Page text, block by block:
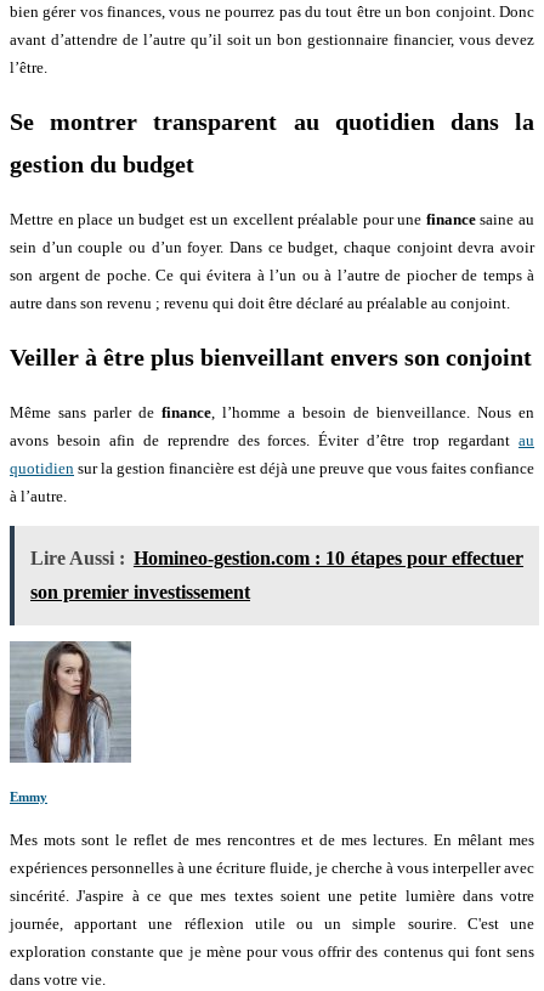
bien gérer vos finances, vous ne pourrez pas du tout être un bon conjoint. Donc
avant d’attendre de l’autre qu’il soit un bon gestionnaire financier, vous devez
l’être.
Se montrer transparent au quotidien dans la
gestion du budget
Mettre en place un budget est un excellent préalable pour une financesaine au
sein d’un couple ou d’un foyer. Dans ce budget, chaque conjoint devra avoir
son argent de poche. Ce qui évitera à l’un ou à l’autre de piocher de temps à
autre dans son revenu ; revenu qui doit être déclaré au préalable au conjoint.
Veiller à être plus bienveillant envers son conjoint
Même sans parler de finance, l’homme a besoin de bienveillance. Nous en
avons besoin afin de reprendre des forces. Éviter d’être trop regardant au
quotidien sur la gestion financière est déjà une preuve que vous faites confiance
à l’autre.
Lire Aussi : Homineo-gestion.com : 10 étapes pour effectuer
son premier investissement
Emmy
Mes mots sont le reflet de mes rencontres et de mes lectures. En mêlant mes
expériences personnelles à une écriture fluide, je cherche à vous interpeller avec
sincérité. J'aspire à ce que mes textes soient une petite lumière dans votre
journée, apportant une réflexion utile ou un simple sourire. C'est une
exploration constante que je mène pour vous offrir des contenus qui font sens
dans votre vie.